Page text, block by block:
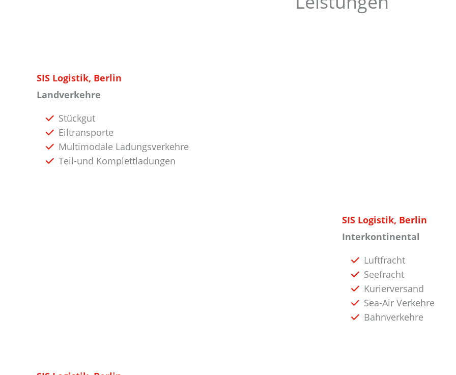
SIS Logistik, Berlin
Landverkehre
Stückgut
Eiltransporte
Multimodale Ladungsverkehre
Teil-und Komplettladungen
SIS Logistik, Berlin
Interkontinental
Luftfracht
Seefracht
Kurierversand
Sea-Air Verkehre
Bahnverkehre